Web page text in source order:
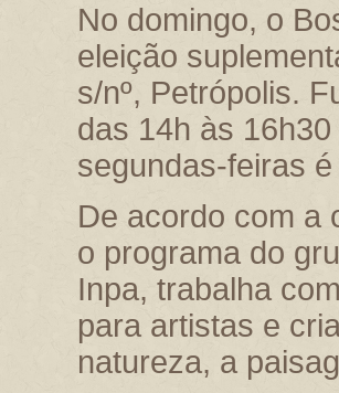
No domingo, o
eleição
s/nº, Petrópolis.
das 14h às
segundas-feiras
De acordo com a
o programa do
Inpa, trabalha
para artistas e
natureza, a